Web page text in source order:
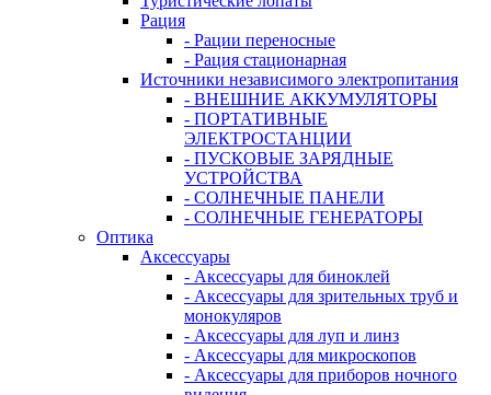
Рация
- Рации переносные
- Рация стационарная
Источники независимого электропитания
- ВНЕШНИЕ АККУМУЛЯТОРЫ
- ПОРТАТИВНЫЕ
ЭЛЕКТРОСТАНЦИИ
- ПУСКОВЫЕ ЗАРЯДНЫЕ
УСТРОЙСТВА
- СОЛНЕЧНЫЕ ПАНЕЛИ
- СОЛНЕЧНЫЕ ГЕНЕРАТОРЫ
Оптика
Аксессуары
- Аксессуары для биноклей
- Аксессуары для зрительных труб и
монокуляров
- Аксессуары для луп и линз
- Аксессуары для микроскопов
- Аксессуары для приборов ночного